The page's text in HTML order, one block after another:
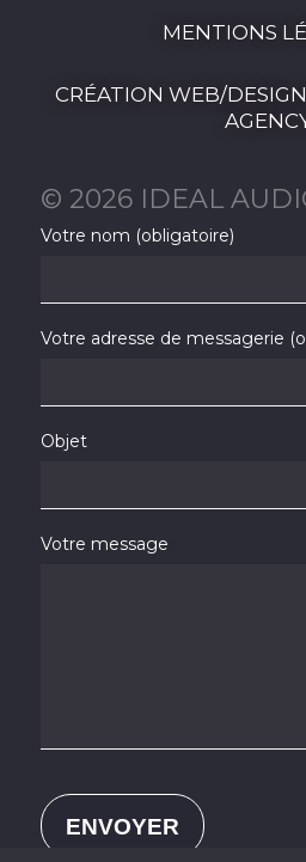
MENTIONS
CRÉATION WEB/
© 2026 IDEAL
Votre nom (obligatoire)
Votre adresse de messagerie
Objet
Votre message